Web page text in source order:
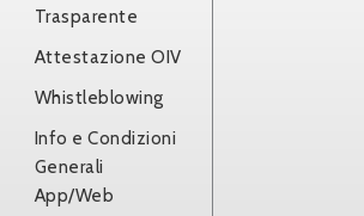
Trasparente
Attestazione OIV
Whistleblowing
Info e Condizioni
Generali
App/Web